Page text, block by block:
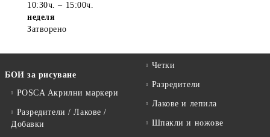
10:30ч. – 15:00ч.
неделя
Затворено
БОИ за рисуване
POSCA Акрилни маркери
Разредители / Лакове /
Добавки
Четки
Разредители
Лакове и лепила
Шпакли и ножове